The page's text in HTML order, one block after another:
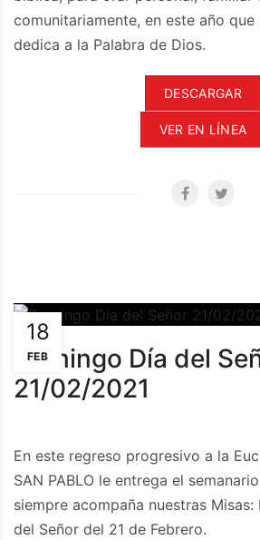
comunitariamente, en este año que
dedica a la Palabra de Dios.
DESCARGAR
VER EN LÍNEA
18
FEB
Domingo Día del
21/02/2021
En este regreso progresivo a la
SAN PABLO le entrega el
siempre acompaña nuestras Misas:
del Señor del 21 de Febrero.